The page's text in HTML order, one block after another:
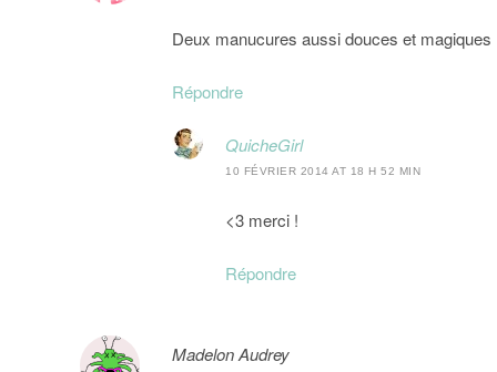
Deux manucures aussi douces et magiques
Répondre
QuicheGirl
10 FÉVRIER 2014 AT 18 H 52 MIN
<3 merci !
Répondre
Madelon Audrey